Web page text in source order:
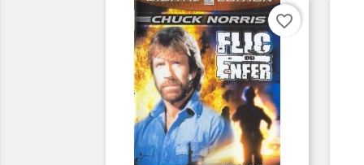
favorite_border